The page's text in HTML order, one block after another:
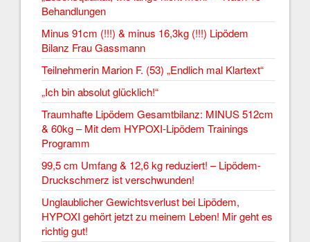
Behandlungen
Minus 91cm (!!!) & minus 16,3kg (!!!) Lipödem
Bilanz Frau Gassmann
Teilnehmerin Marion F. (53) „Endlich mal Klartext“
„Ich bin absolut glücklich!“
Traumhafte Lipödem Gesamtbilanz: MINUS 512cm
& 60kg – Mit dem HYPOXI-Lipödem Trainings
Programm
99,5 cm Umfang & 12,6 kg reduziert! – Lipödem-
Druckschmerz ist verschwunden!
Unglaublicher Gewichtsverlust bei Lipödem,
HYPOXI gehört jetzt zu meinem Leben! Mir geht es
richtig gut!